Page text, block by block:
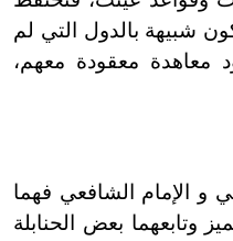
شبيهة بالدول التي لم
معاهدة معقودة معهم،
و الإمام الشافعي فهما
وتابعهما بعض الحنابلة